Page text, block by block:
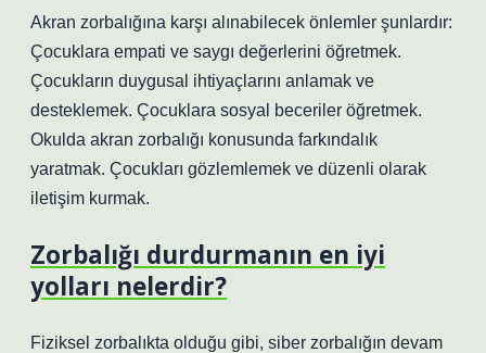
Akran zorbalığına karşı alınabilecek önlemler şunlardır:
Çocuklara empati ve saygı değerlerini öğretmek.
Çocukların duygusal ihtiyaçlarını anlamak ve
desteklemek. Çocuklara sosyal beceriler öğretmek.
Okulda akran zorbalığı konusunda farkındalık
yaratmak. Çocukları gözlemlemek ve düzenli olarak
iletişim kurmak.
Zorbalığı durdurmanın en iyi
yolları nelerdir?
Fiziksel zorbalıkta olduğu gibi, siber zorbalığın devam